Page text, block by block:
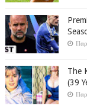
The
(39